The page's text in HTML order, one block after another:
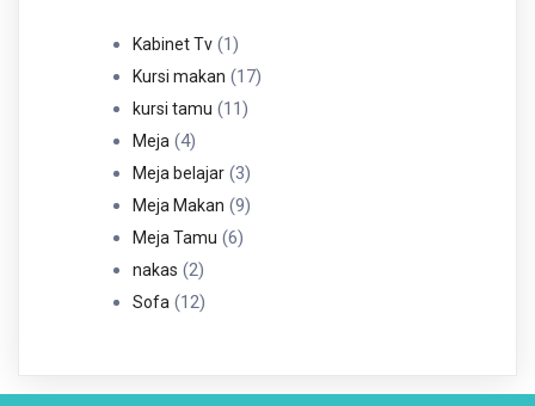
Kabinet Tv 11
Produk
Kursi makan 1717
kursi tamu 1111
Meja 44
Produk
Meja belajar 33
Produk
Meja Makan 99
Meja Tamu 66
nakas 22
Produk
Sofa 1212